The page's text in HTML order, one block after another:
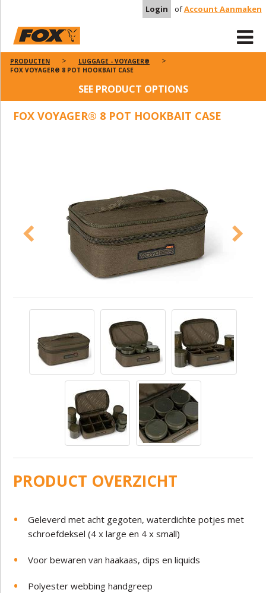
Login ofAccount Aanmaken
PRODUCTEN
LUGGAGE - VOYAGER®
FOX VOYAGER® 8 POT HOOKBAIT CASE
SEE PRODUCT OPTIONS
FOX VOYAGER® 8 POT HOOKBAIT CASE
PRODUCT OVERZICHT
Geleverd met acht gegoten, waterdichte potjes met
schroefdeksel (4 x large en 4 x small)
Voor bewaren van haakaas, dips en liquids
Polyester webbing handgreep